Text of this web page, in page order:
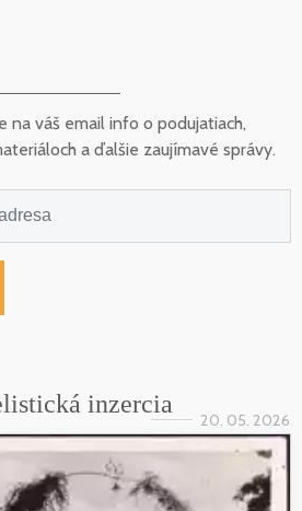
na váš email info o podujatiach,
a ďalšie zaujímavé správy.
inzercia
20. 05. 2026